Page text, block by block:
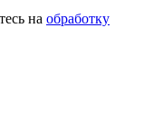
на обработку